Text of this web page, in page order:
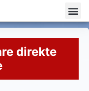
direkte